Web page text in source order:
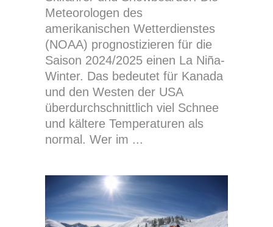
Meteorologen des
amerikanischen Wetterdienstes
(NOAA) prognostizieren für die
Saison 2024/2025 einen La Niña-
Winter. Das bedeutet für Kanada
und den Westen der USA
überdurchschnittlich viel Schnee
und kältere Temperaturen als
normal. Wer im